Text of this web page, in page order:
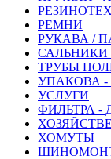
РЕМНИ
РУКАВА /
ТРУБЫ
УПАКОВА
УСЛУГИ
ФИЛЬТРА -
ХОМУТЫ